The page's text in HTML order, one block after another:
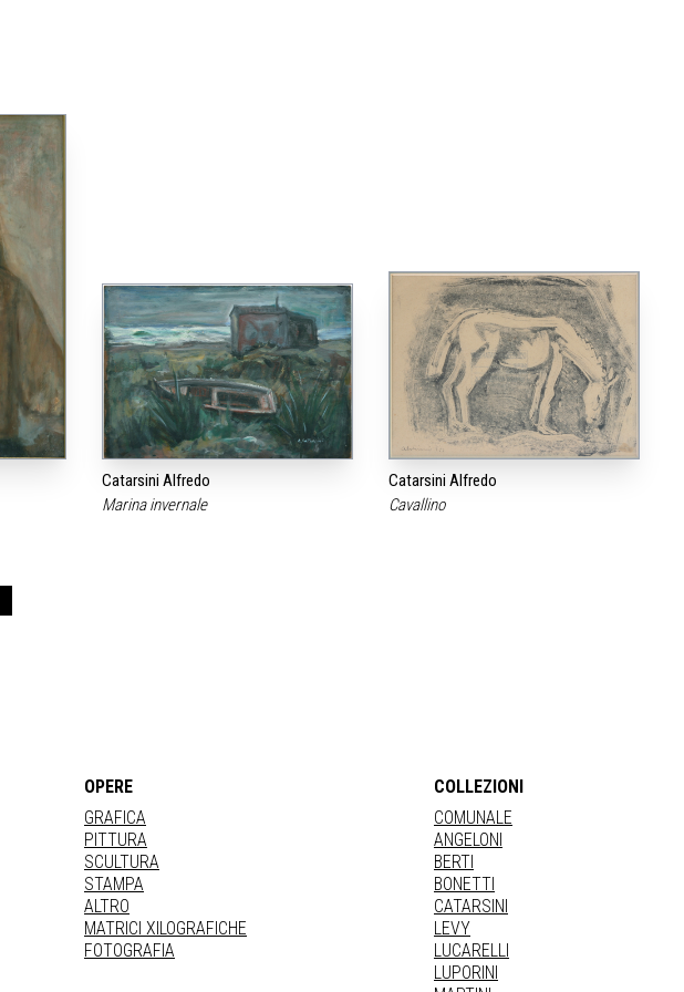
Catarsini Alfredo
Marina invernale
Catarsini Alfredo
Cavallino
OPERE
GRAFICA
PITTURA
SCULTURA
STAMPA
ALTRO
MATRICI XILOGRAFICHE
FOTOGRAFIA
COLLEZIONI
COMUNALE
ANGELONI
BERTI
BONETTI
CATARSINI
LEVY
LUCARELLI
LUPORINI